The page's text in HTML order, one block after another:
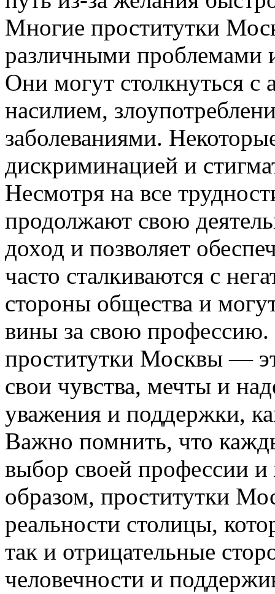
Многие проститутки
различными проблемами
Они могут столкнуться с
насилием,
заболеваниями.
дискриминацией и
Несмотря на все
продолжают свою
доход и позволяет
часто сталкиваются с
стороны общества и
вины за свою профессию.
проститутки Москвы —
свои чувства, мечты и
уважения и поддержки,
Важно помнить, что
выбор своей профессии
образом, проститутки
реальности столицы,
так и отрицательные
человечности и